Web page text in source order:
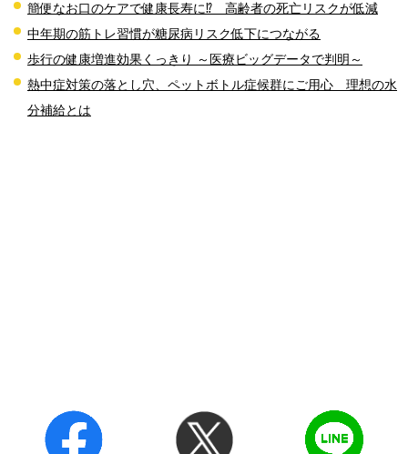
簡便なお口のケアで健康長寿に⁉ 高齢者の死亡リスクが低減
中年期の筋トレ習慣が糖尿病リスク低下につながる
歩行の健康増進効果くっきり ～医療ビッグデータで判明～
熱中症対策の落とし穴、ペットボトル症候群にご用心 理想の水
分補給とは